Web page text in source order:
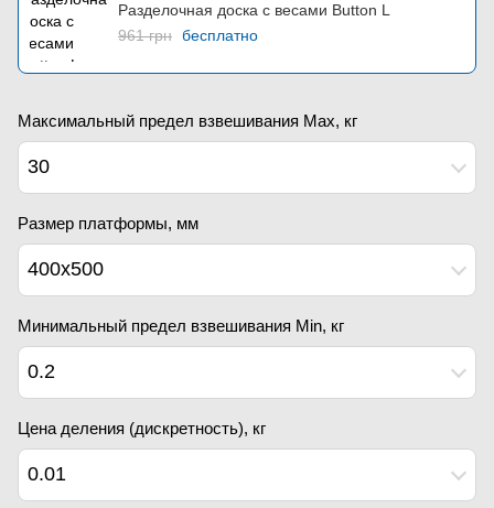
Разделочная доска с весами Button L
961 грн бесплатно
Максимальный предел взвешивания Мах, кг
30
Размер платформы, мм
400х500
Минимальный предел взвешивания Min, кг
0.2
Цена деления (дискретность), кг
0.01